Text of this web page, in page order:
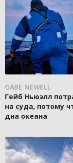
GABE NEWELL
Гейб Ньюэлл
на суда, потому
дна океана